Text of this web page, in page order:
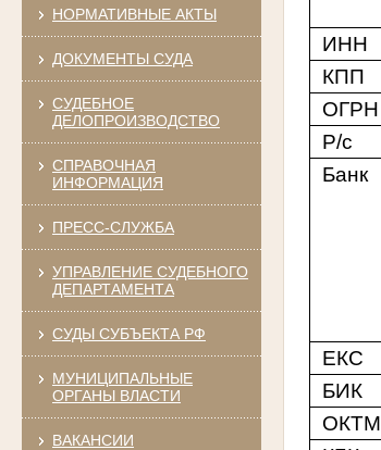
НОРМАТИВНЫЕ АКТЫ
ДОКУМЕНТЫ СУДА
СУДЕБНОЕ
ДЕЛОПРОИЗВОДСТВО
СПРАВОЧНАЯ
ИНФОРМАЦИЯ
ПРЕСС-СЛУЖБА
УПРАВЛЕНИЕ СУДЕБНОГО
ДЕПАРТАМЕНТА
СУДЫ СУБЪЕКТА РФ
МУНИЦИПАЛЬНЫЕ
ОРГАНЫ ВЛАСТИ
ВАКАНСИИ
ИНН
КПП
ОГРН
Р/с
Банк
ЕКС
БИК